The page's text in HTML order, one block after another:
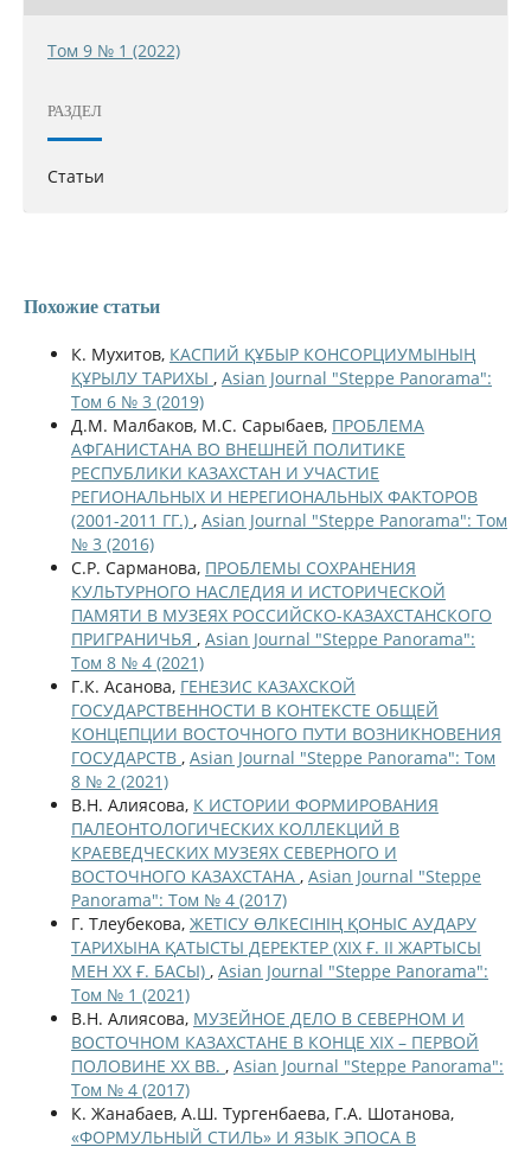
Том 9 № 1 (2022)
РАЗДЕЛ
Статьи
Похожие статьи
К. Мухитов, КАСПИЙ ҚҰБЫР КОНСОРЦИУМЫНЫҢ
ҚҰРЫЛУ ТАРИХЫ , Asian Journal "Steppe Panorama":
Том 6 № 3 (2019)
Д.М. Малбаков, М.С. Сарыбаев, ПРОБЛЕМА
АФГАНИСТАНА ВО ВНЕШНЕЙ ПОЛИТИКЕ
РЕСПУБЛИКИ КАЗАХСТАН И УЧАСТИЕ
РЕГИОНАЛЬНЫХ И НЕРЕГИОНАЛЬНЫХ ФАКТОРОВ
(2001-2011 ГГ.) , Asian Journal "Steppe Panorama": Том
№ 3 (2016)
С.Р. Сарманова, ПРОБЛЕМЫ СОХРАНЕНИЯ
КУЛЬТУРНОГО НАСЛЕДИЯ И ИСТОРИЧЕСКОЙ
ПАМЯТИ В МУЗЕЯХ РОССИЙСКО-КАЗАХСТАНСКОГО
ПРИГРАНИЧЬЯ , Asian Journal "Steppe Panorama":
Том 8 № 4 (2021)
Г.К. Асанова, ГЕНЕЗИС КАЗАХСКОЙ
ГОСУДАРСТВЕННОСТИ В КОНТЕКСТЕ ОБЩЕЙ
КОНЦЕПЦИИ ВОСТОЧНОГО ПУТИ ВОЗНИКНОВЕНИЯ
ГОСУДАРСТВ , Asian Journal "Steppe Panorama": Том
8 № 2 (2021)
В.Н. Алиясова, К ИСТОРИИ ФОРМИРОВАНИЯ
ПАЛЕОНТОЛОГИЧЕСКИХ КОЛЛЕКЦИЙ В
КРАЕВЕДЧЕСКИХ МУЗЕЯХ СЕВЕРНОГО И
ВОСТОЧНОГО КАЗАХСТАНА , Asian Journal "Steppe
Panorama": Том № 4 (2017)
Г. Тлеубекова, ЖЕТІСУ ӨЛКЕСІНІҢ ҚОНЫС АУДАРУ
ТАРИХЫНА ҚАТЫСТЫ ДЕРЕКТЕР (ХІХ Ғ. ІІ ЖАРТЫСЫ
МЕН ХХ Ғ. БАСЫ) , Asian Journal "Steppe Panorama":
Том № 1 (2021)
В.Н. Алиясова, МУЗЕЙНОЕ ДЕЛО В СЕВЕРНОМ И
ВОСТОЧНОМ КАЗАХСТАНЕ В КОНЦЕ XIX – ПЕРВОЙ
ПОЛОВИНЕ ХХ ВВ. , Asian Journal "Steppe Panorama":
Том № 4 (2017)
К. Жанабаев, А.Ш. Тургенбаева, Г.А. Шотанова,
«ФОРМУЛЬНЫЙ СТИЛЬ» И ЯЗЫК ЭПОСА В